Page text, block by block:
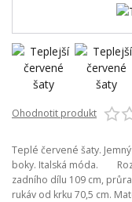
Ohodnotit produkt
Teplé červené šaty.
boky. Italská móda.
zadního dílu 109 cm,
rukáv od krku 70,5 cm.